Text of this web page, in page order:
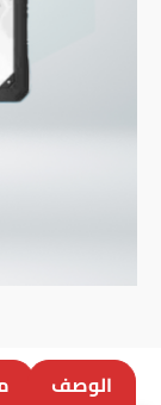
الوصف